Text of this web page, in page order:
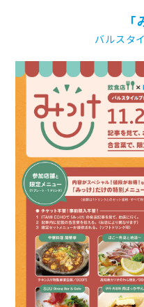
「
バルスタ